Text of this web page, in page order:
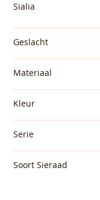
Sialia
Geslacht
Materiaal
Kleur
Serie
Soort Sieraad